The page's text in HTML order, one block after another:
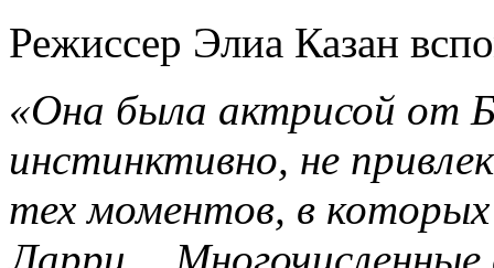
Режиссер Элиа Казан
«Она была актрисой от
инстинктивно, не
тех моментов, в которых
Ларри… Многочисленные